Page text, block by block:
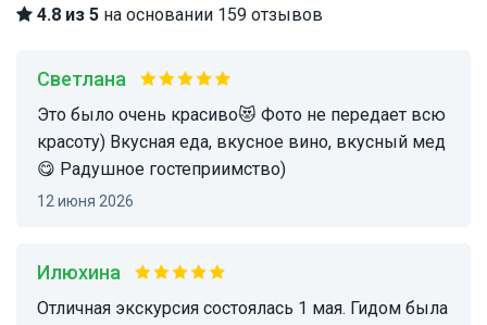
4.8 из 5 на основании 159 отзывов
Светлана
Это было очень красиво😻 Фото не передает всю
красоту) Вкусная еда, вкусное вино, вкусный мед
😋 Радушное гостеприимство)
12 июня 2026
Илюхина
Отличная экскурсия состоялась 1 мая. Гидом была